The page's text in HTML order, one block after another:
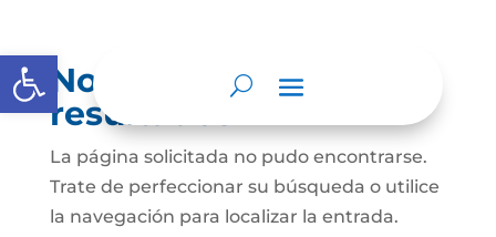
Abrir barra de herramientas
No se encontraron
resultados
La página solicitada no pudo encontrarse.
Trate de perfeccionar su búsqueda o utilice
la navegación para localizar la entrada.